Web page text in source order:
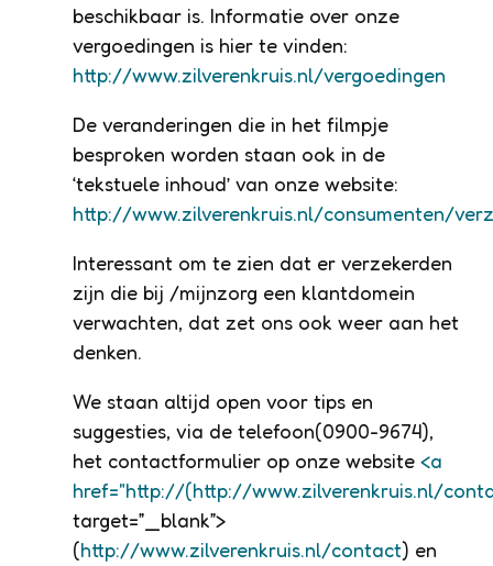
beschikbaar is. Informatie over onze
vergoedingen is hier te vinden:
http://www.zilverenkruis.nl/vergoedingen
De veranderingen die in het filmpje
besproken worden staan ook in de
‘tekstuele inhoud’ van onze website:
http://www.zilverenkruis.nl/consumenten/
Interessant om te zien dat er verzekerden
zijn die bij /mijnzorg een klantdomein
verwachten, dat zet ons ook weer aan het
denken.
We staan altijd open voor tips en
suggesties, via de telefoon(0900-9674),
het contactformulier op onze website <a
href="http://(http://www.zilverenkruis.nl/
target=”_blank”>
(http://www.zilverenkruis.nl/contact) en